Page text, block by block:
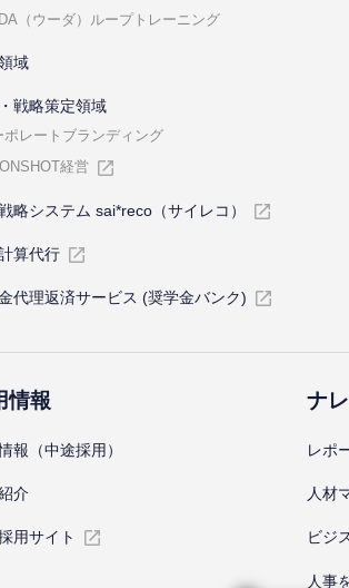
（ウーダ）ループトレーニング
域
戦略策定領域
ポレートブランディング
経営
略システム sai*reco（サイレコ）
算代⾏
代理返済サービス (奨学金バンク)
情報
報（中途採⽤）
介
⽤サイト
ナ
レポ
⼈材
ビジ
人事